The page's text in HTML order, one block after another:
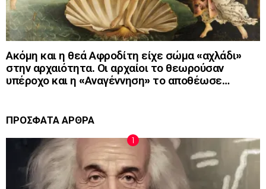
Ακόμη και η θεά Αφροδίτη είχε σώμα «αχλάδι»
στην αρχαιότητα. Οι αρχαίοι το θεωρούσαν
υπέροχο και η «Αναγέννηση» το αποθέωσε…
ΠΡΟΣΦΑΤΑ ΑΡΘΡΑ